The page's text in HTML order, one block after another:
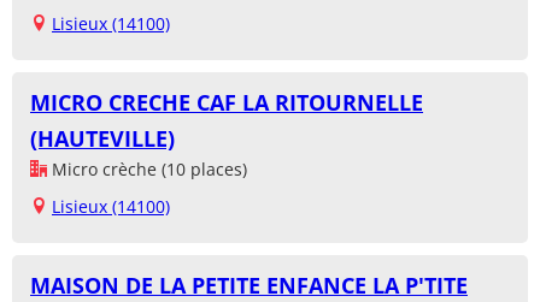
Lisieux (14100)
MICRO CRECHE CAF LA RITOURNELLE
(HAUTEVILLE)
Micro crèche (10 places)
Lisieux (14100)
MAISON DE LA PETITE ENFANCE LA P'TITE